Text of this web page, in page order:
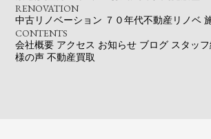
RENOVATION
中古リノベーション ７０年代不動産リノベ
CONTENTS
会社概要 アクセス お知らせ ブログ スタッ
様の声 不動産買取